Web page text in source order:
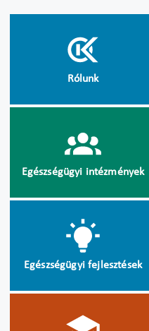
Rólunk
Egészségügyi intézmények
Egészségügyi fejlesztések